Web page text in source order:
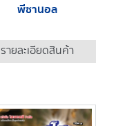
พีซานอล
รายละเอียดสินค้า